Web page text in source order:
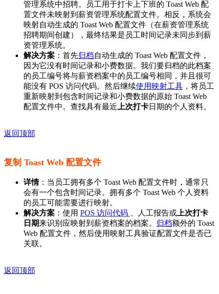
管理系统中招聘。员工用于打卡上下班的 Toast Web 配
置文件未映射到薪资管理系统配置文件。相反，系统会
映射自动生成的 Toast Web 配置文件（在薪资管理系统
招聘期间创建），最终结果是员工时间记录未同步到薪
资管理系统。
解决方案 ：首先归档自动生成的 Toast Web 配置文件，
因为它没有时间记录和小费数据。我们要归档的此档案
的员工编号将与薪资档案中的员工编号相同，并且很可
能没有 POS 访问代码。然后继续使用映射工具 ，将员工
重新映射到包含时间记录和小费数据的原始 Toast Web
配置文件中。查找具有最近 上次打卡日期的个人资料。
返回顶部
复制 Toast Web 配置文件
详情：当员工拥有多个 Toast Web 配置文件时，通常只
会有一个包含时间记录。拥有多个 Toast Web 个人资料
的员工可能需要进行映射。
解决方案 ：使用 POS 访问代码 、人工报告或 上次打卡
日期来识别应映射到薪资档案的档案。 归档额外的 Toast
Web 配置文件，然后使用映射工具验证配置文件是否已
关联。
返回顶部